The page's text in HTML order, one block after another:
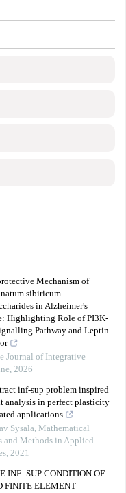
Mechanism of
sibiricum
in Alzheimer's
Highlighting Role of PI3K-
Pathway and Leptin
Journal of Integrative
, 2026
inf-sup problem inspired
analysis in perfect plasticity
applications
Sysala, Mathematical
and Methods in Applied
, 2021
INF–SUP CONDITION OF
FINITE ELEMENT